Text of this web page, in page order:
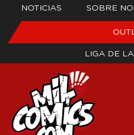
NOTICIAS SOBRE
LIGA DE